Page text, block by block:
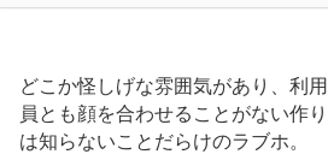
どこか怪しげな雰囲気があり、利
員とも顔を合わせることがない作
は知らないことだらけのラブホ。